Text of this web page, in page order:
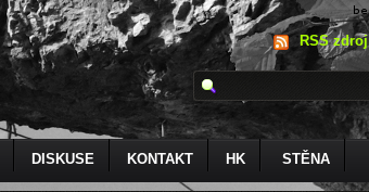
RSS zdroj
DISKUSE KONTAKT HK STĚNA